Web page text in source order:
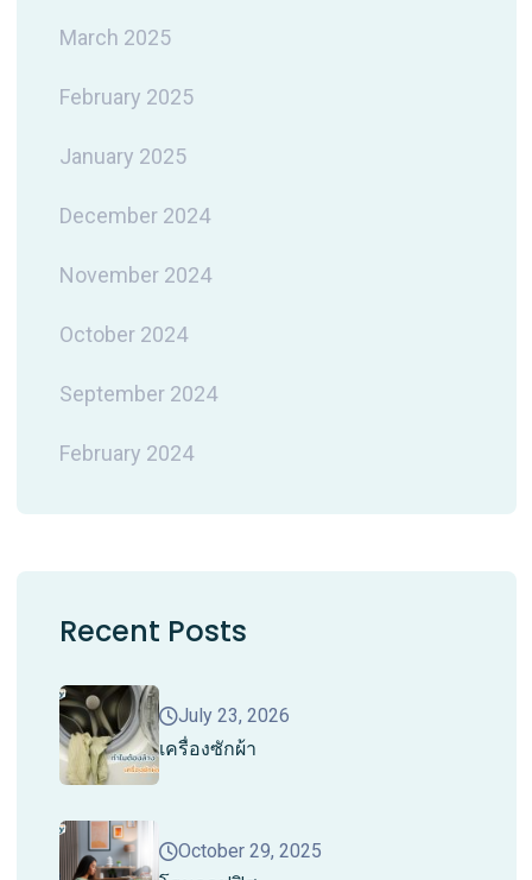
March 2025
February 2025
January 2025
December 2024
November 2024
October 2024
September 2024
February 2024
Recent Posts
July 23, 2026
เครื่องซักผ้า
October 29, 2025